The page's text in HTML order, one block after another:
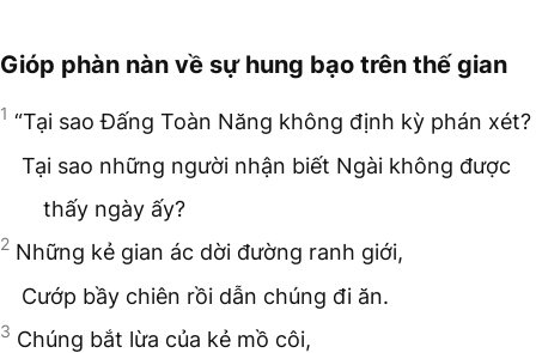
Gióp phàn nàn về sự hung bạo trên thế gian
1 “Tại sao Đấng Toàn Năng không định kỳ phán xét?
Tại sao những người nhận biết Ngài không được
thấy ngày ấy?
2 Những kẻ gian ác dời đường ranh giới,
Cướp bầy chiên rồi dẫn chúng đi ăn.
3 Chúng bắt lừa của kẻ mồ côi,